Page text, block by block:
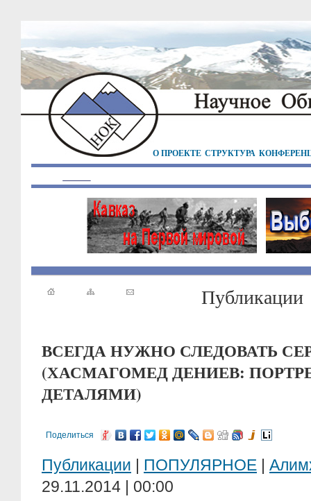
О ПРОЕКТЕ СТРУКТУРА
Публикации
ВСЕГДА НУЖНО СЛЕДОВАТЬ
(ХАСМАГОМЕД ДЕНИЕВ:
ДЕТАЛЯМИ)
Поделиться
Публикации | ПОПУЛЯРНОЕ |
29.11.2014 | 00:00